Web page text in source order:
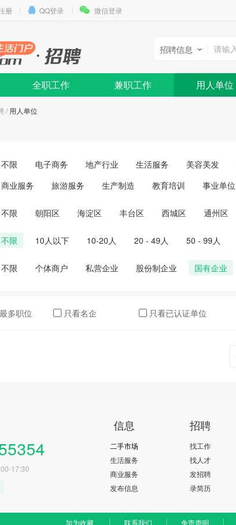
册 QQ登录 微信登录
招聘信息
全职工作 兼职工作 用人单位
/ 用人单位
不限 电子商务 地产行业 生活服务 美容美发
商业服务
旅游服务 生产制造 教育培训 事业单位
不限 朝阳区 海淀区 丰台区 西城区 通州区
不限 10人以下 10-20人 20 - 49人 50 - 99人
不限 个体商户 私营企业 股份制企业 国有企业
最多职位 只看名企 只看已认证单位
17:30
信息
二手市场
生活服务
商业服务
发布信息
招聘
找工作
找人才
发招聘
录简历
加为收藏 联系我们 免责声明